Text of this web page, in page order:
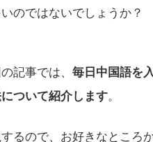
のではないでしょうか？
記事では、 毎日中国語を
ついて紹介します。
るので、お好きなところ